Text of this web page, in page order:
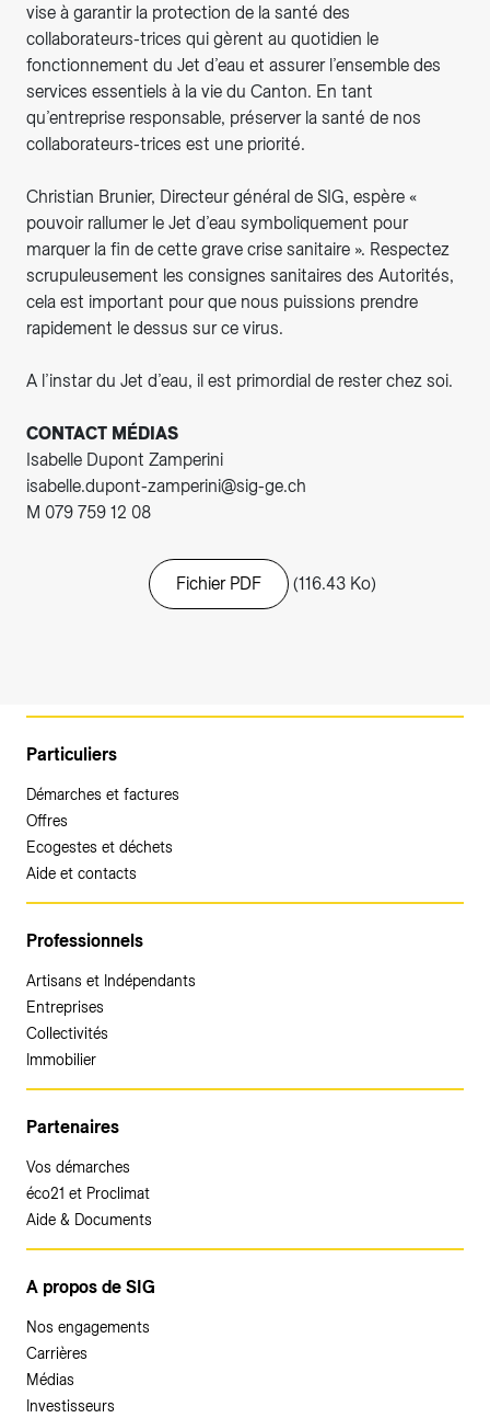
vise à garantir la protection de la santé des
collaborateurs-trices qui gèrent au quotidien le
fonctionnement du Jet d’eau et assurer l’ensemble des
services essentiels à la vie du Canton. En tant
qu’entreprise responsable, préserver la santé de nos
collaborateurs-trices est une priorité.
Christian Brunier, Directeur général de SIG, espère «
pouvoir rallumer le Jet d’eau symboliquement pour
marquer la fin de cette grave crise sanitaire ». Respectez
scrupuleusement les consignes sanitaires des Autorités,
cela est important pour que nous puissions prendre
rapidement le dessus sur ce virus.
A l’instar du Jet d’eau, il est primordial de rester chez soi.
CONTACT MÉDIAS
Isabelle Dupont Zamperini
isabelle.dupont-zamperini@sig-ge.ch
M 079 759 12 08
Fichier PDF (116.43 Ko)
Particuliers
Démarches et factures
Offres
Ecogestes et déchets
Aide et contacts
Professionnels
Artisans et Indépendants
Entreprises
Collectivités
Immobilier
Partenaires
Vos démarches
éco21 et Proclimat
Aide & Documents
A propos de SIG
Nos engagements
Carrières
Médias
Investisseurs